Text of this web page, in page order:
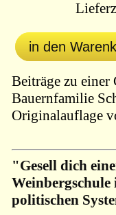
in den
Beiträge zu
Bauernfamilie
Originalauflage
"Gesell dich
politischen